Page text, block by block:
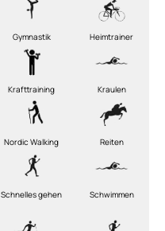
Gymnastik Heimtrainer
Krafttraining Kraulen
Nordic Walking Reiten
Schnelles gehen Schwimmen